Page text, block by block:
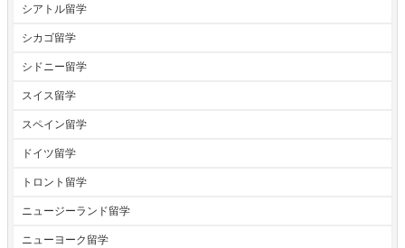
シアトル留学
シカゴ留学
シドニー留学
スイス留学
スペイン留学
ドイツ留学
トロント留学
ニュージーランド留学
ニューヨーク留学